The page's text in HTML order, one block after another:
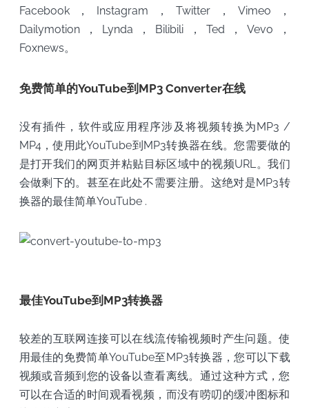
Facebook，Instagram，Twitter，Vimeo，
Dailymotion，Lynda，Bilibili，Ted，Vevo，
Foxnews。
免费简单的YouTube到MP3 Converter在线
没有插件，软件或应用程序涉及将视频转换为MP3 /
MP4，使用此YouTube到MP3转换器在线。您需要做的
是打开我们的网页并粘贴目标区域中的视频URL。我们
会做剩下的。甚至在此处不需要注册。这绝对是MP3转
换器的最佳简单YouTube .
最佳YouTube到MP3转换器
较差的互联网连接可以在线流传输视频时产生问题。使
用最佳的免费简单YouTube至MP3转换器，您可以下载
视频或音频到您的设备以查看离线。通过这种方式，您
可以在合适的时间观看视频，而没有唠叨的缓冲图标和